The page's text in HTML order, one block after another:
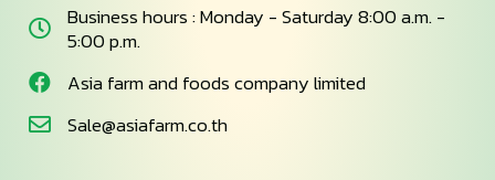
Business hours : Monday - Saturday 8:00 a.m. -
5:00 p.m.
Asia farm and foods company limited
Sale@asiafarm.co.th